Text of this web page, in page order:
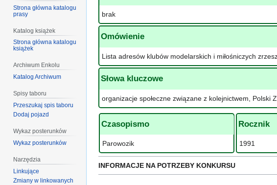
brak
Omówienie
Lista adresów klubów modelarskich i miłośniczych
Słowa kluczowe
organizacje społeczne związane z kolejnictwem, Polski
Czasopismo
Parowozik
Rocznik
1991
INFORMACJE NA POTRZEBY KONKURSU
Strona główna katalogu
prasy
Katalog książek
Strona główna katalogu
książek
Archiwum Enkolu
Katalog Archiwum
Spisy taboru
Przeszukaj spis taboru
Dodaj pojazd
Wykaz posterunków
Wykaz posterunków
Narzędzia
Linkujące
Zmiany w linkowanych